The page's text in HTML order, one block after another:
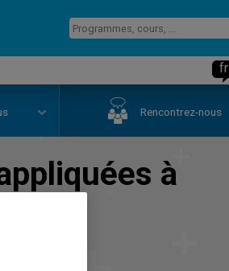
fr
Rencontrez-nous
à